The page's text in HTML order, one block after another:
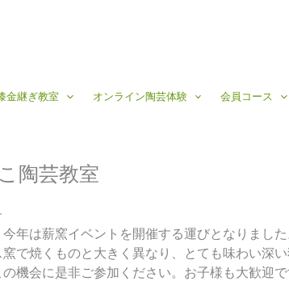
金継ぎ教室 オンライン陶芸体験 会員コース
陶芸教室
年は薪窯イベントを開催する運びとなりまし
で焼くものと大きく異なり、とても味わい深
機会に是非ご参加ください。お子様も大歓迎